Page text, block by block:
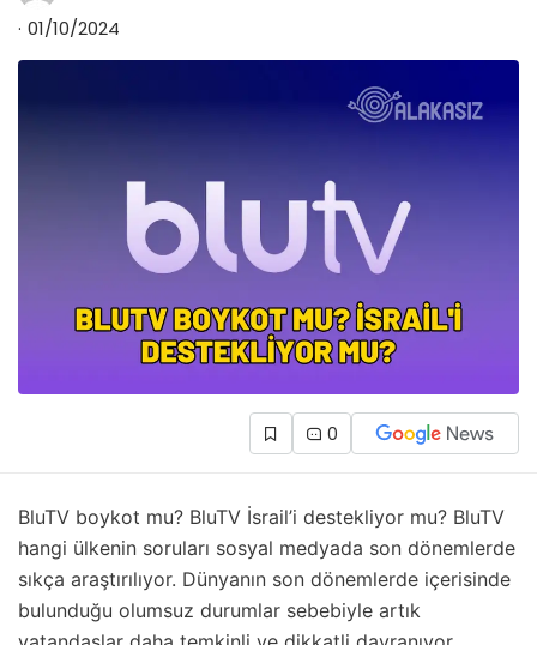
01/10/2024
0
BluTV boykot mu? BluTV İsrail’i destekliyor mu? BluTV
hangi ülkenin soruları sosyal medyada son dönemlerde
sıkça araştırılıyor. Dünyanın son dönemlerde içerisinde
bulunduğu olumsuz durumlar sebebiyle artık